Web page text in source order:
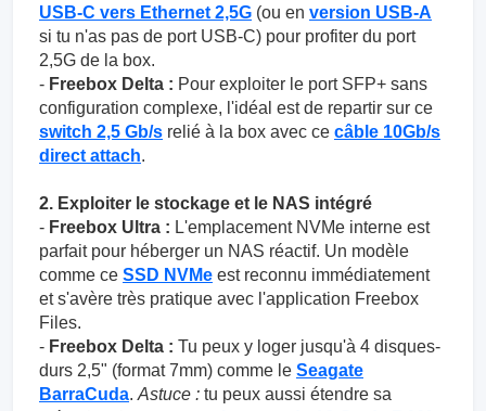
USB-C vers Ethernet 2,5G (ou en version USB-A
si tu n'as pas de port USB-C) pour profiter du port
2,5G de la box.
- Freebox Delta : Pour exploiter le port SFP+ sans
configuration complexe, l'idéal est de repartir sur ce
switch 2,5 Gb/s relié à la box avec ce câble 10Gb/s
direct attach.
2. Exploiter le stockage et le NAS intégré
- Freebox Ultra : L'emplacement NVMe interne est
parfait pour héberger un NAS réactif. Un modèle
comme ce SSD NVMe est reconnu immédiatement
et s'avère très pratique avec l'application Freebox
Files.
- Freebox Delta : Tu peux y loger jusqu'à 4 disques-
durs 2,5" (format 7mm) comme le Seagate
BarraCuda. Astuce : tu peux aussi étendre sa